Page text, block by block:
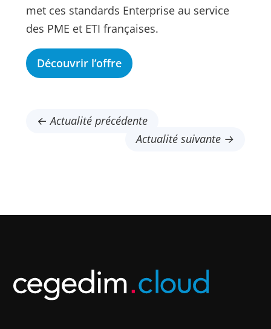
met ces standards Enterprise au service
des PME et ETI françaises.
Découvrir l’offre
← Actualité précédente
Actualité suivante →